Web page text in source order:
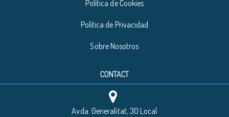
Política de Cookies
Política de Privacidad
Sobre Nosotros
CONTACT
Avda. Generalitat, 30 Local